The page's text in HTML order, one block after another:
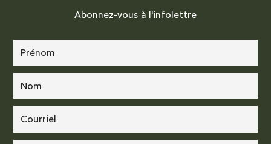
Abonnez-vous à l'infolettre